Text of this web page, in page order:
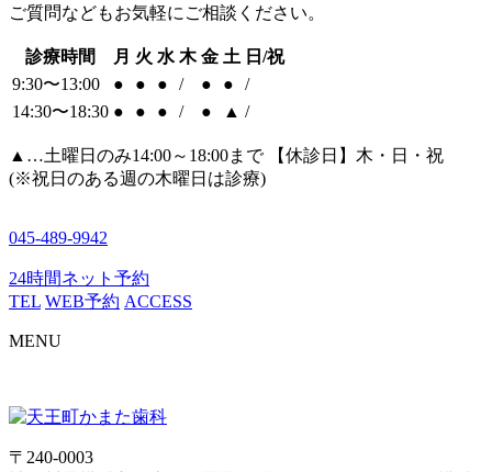
ご質問などもお気軽にご相談ください。
診療時間 月 火 水 木 金 土 日/祝
9:30〜13:00
● ● ● / ● ●
/
14:30〜18:30 ● ● ● / ● ▲ /
▲ …土曜日のみ14:00～18:00まで 【休診日】木・日・祝
(※祝日のある週の木曜日は診療)
045-489-9942
24時間ネット予約
TEL WEB予約 ACCESS
MENU
〒240-0003